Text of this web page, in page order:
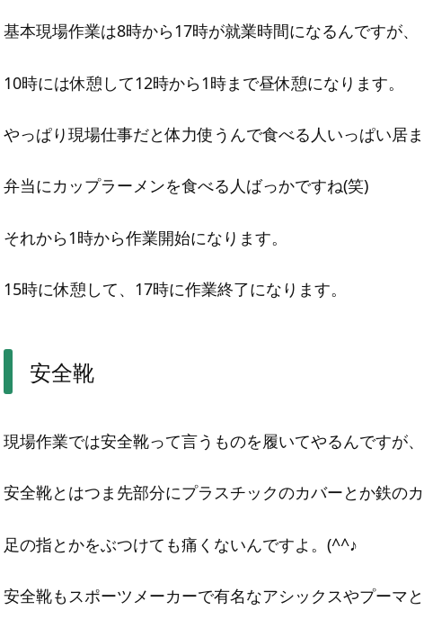
基本現場作業は8時から17時が就業時間になるんですが、
10時には休憩して12時から1時まで昼休憩になります。
やっぱり現場仕事だと体力使うんで食べる人いっぱい居ま
弁当にカップラーメンを食べる人ばっかですね(笑)
それから1時から作業開始になります。
15時に休憩して、17時に作業終了になります。
安全靴
現場作業では安全靴って言うものを履いてやるんですが、
安全靴とはつま先部分にプラスチックのカバーとか鉄の
足の指とかをぶつけても痛くないんですよ。(^^♪
安全靴もスポーツメーカーで有名なアシックスやプーマ